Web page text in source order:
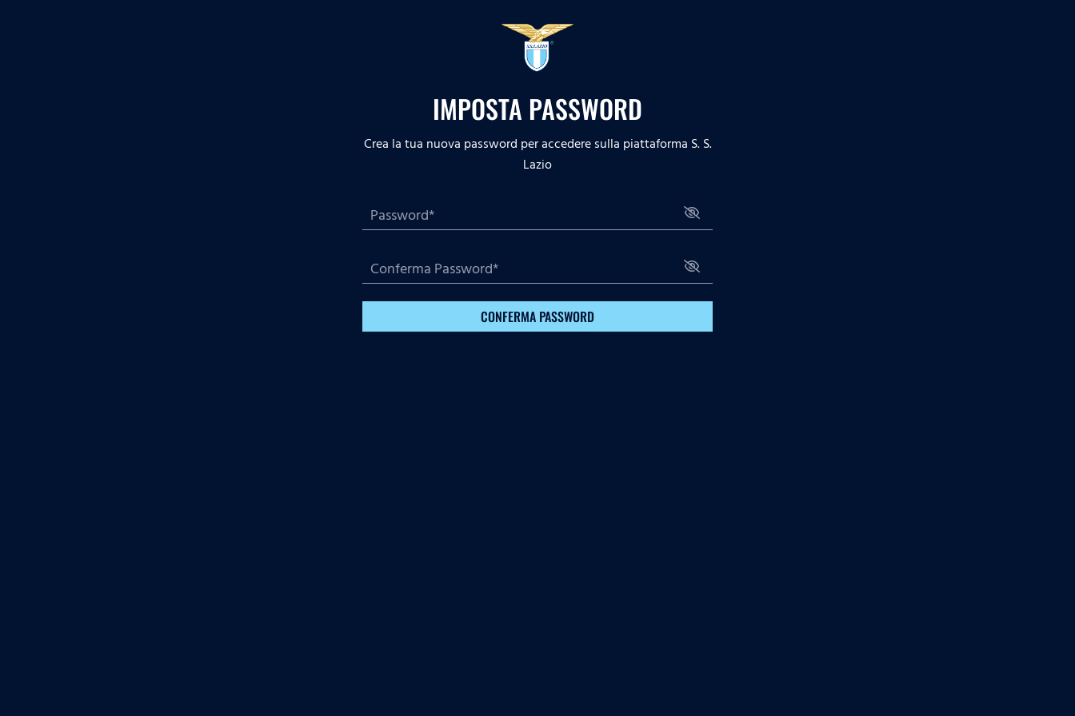
IMPOSTA PASSWORD
Crea la tua nuova password per accedere sulla piattaforma S. S.
Lazio
CONFERMA PASSWORD